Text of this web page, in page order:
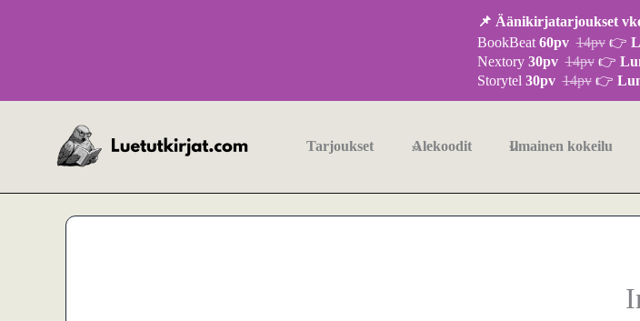
📌 Äänikirjatarjoukset
BookBeat 60pv 14pv 👉
Nextory 30pv 14pv 👉
Storytel 30pv 14pv 👉
Tarjoukset Alekoodit Ilmainen kokeilu